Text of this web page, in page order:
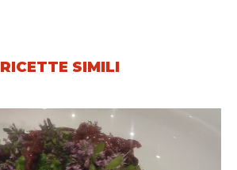
RICETTE SIMILI